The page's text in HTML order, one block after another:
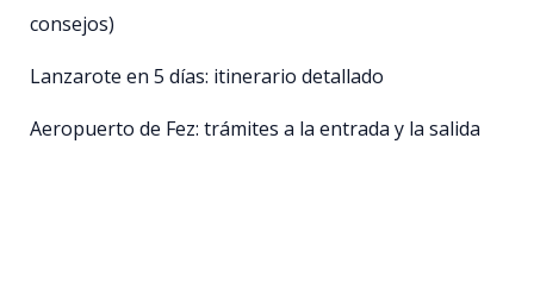
consejos)
Lanzarote en 5 días: itinerario detallado
Aeropuerto de Fez: trámites a la entrada y la salida